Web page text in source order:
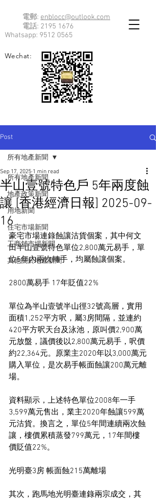
電郵: enblocc@outlook.com
電話: 2195 1676
Whatsapp: 9512 0565
Wechat:
Post
所有地產新聞
地產政策新聞
用地新聞
住宅市場新聞
工商舖市場新聞
其他關於地產新聞
所有地產新聞
半山壹號特色戶 5年兩度蝕
讓 [香港經濟日報] 2025-09-
16
Sep 17, 2025 1 min read
豪宅市場連錄蝕讓沽貨個案，其中何文
田半山壹號特色單位2,800萬元易手，單
位5年內兩次轉手，均屬蝕讓個案。
2800萬易手 17年貶值22%
單位為半山壹號半山徑32號高層，實用
面積1,252平方呎，屬3房間隔，並連約
420平方呎天台及泳池，原叫價2,900萬
元放盤，議價後以2,800萬元易手，呎價
約22,364元。原業主2020年以3,000萬元
購入單位，是次易手帳面蝕讓200萬元離
場。
資料顯示，上述特色單位2008年一手
3,599萬元售出，業主2020年蝕讓599萬
元沽貨。換言之，單位5年間連續兩次蝕
讓，樓價累積蒸發799萬元，17年間樓
價貶值22%。
光明臺3房 帳面蝕215萬離場
其次，跑馬地光明臺連錄兩宗成交，其